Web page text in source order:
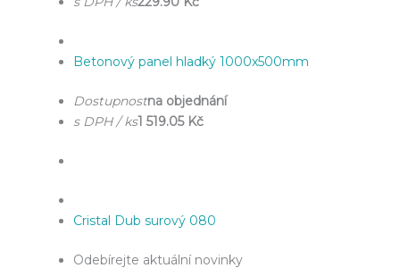
Betonový panel hladký 1000x500mm
Dostupnostna objednání
s DPH / ks1 519.05 Kč
Cristal Dub surový 080
Odebírejte aktuální novinky